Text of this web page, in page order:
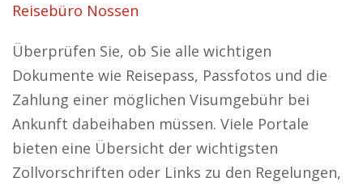
Reisebüro Nossen
Überprüfen Sie, ob Sie alle wichtigen
Dokumente wie Reisepass, Passfotos und die
Zahlung einer möglichen Visumgebühr bei
Ankunft dabeihaben müssen. Viele Portale
bieten eine Übersicht der wichtigsten
Zollvorschriften oder Links zu den Regelungen,